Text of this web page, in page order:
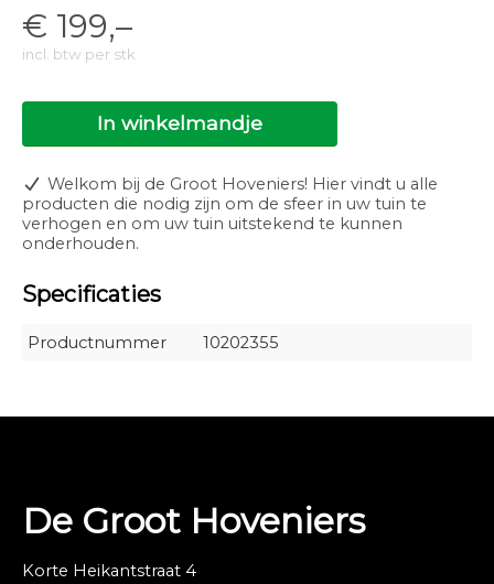
Lichtbereik: 3,50m
Lichtkleur: Warm white
Lichtrichting: Verstelbaar
CRI: 91
Net luminous flux: 173lm
Luminous efficacy: 58lm/W
IP klasse: IP-55
Energielabel: A+
€ 199,–
incl. btw per stk
In winkelmandje
Welkom bij de Groot Hoveniers! Hier vindt u alle
producten die nodig zijn om de sfeer in uw tuin te
verhogen en om uw tuin uitstekend te kunnen
onderhouden.
Specificaties
Productnummer 10202355
De Groot Hoveniers
Korte Heikantstraat 4